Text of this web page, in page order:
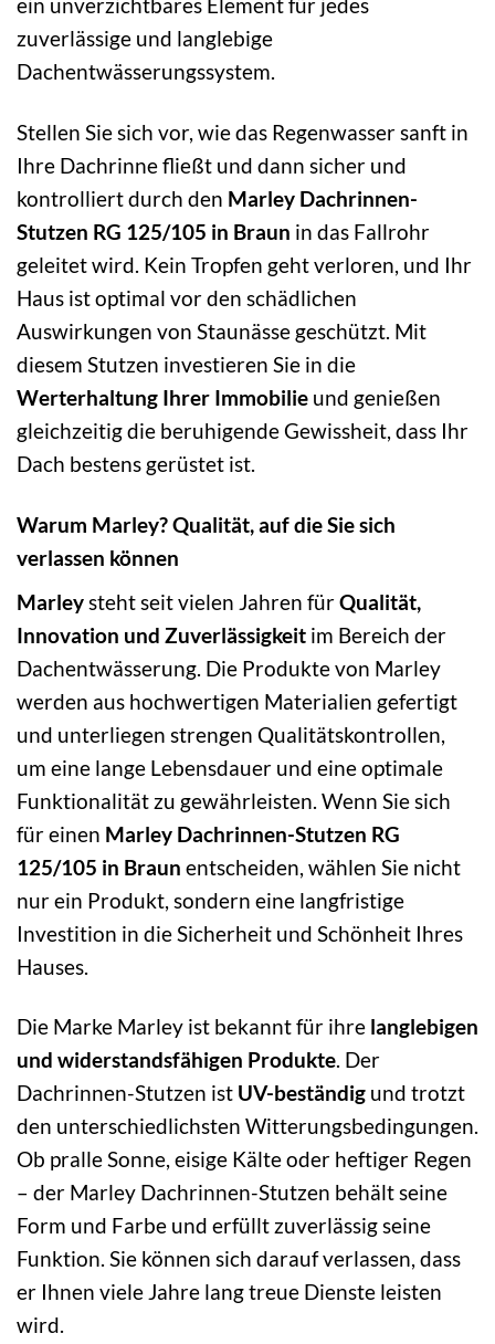
zuverlässige und langlebige
Dachentwässerungssystem.
Stellen Sie sich vor, wie das Regenwasser sanft in
Ihre Dachrinne fließt und dann sicher und
kontrolliert durch den Marley Dachrinnen-
Stutzen RG 125/105 in Braun in das Fallrohr
geleitet wird. Kein Tropfen geht verloren, und Ihr
Haus ist optimal vor den schädlichen
Auswirkungen von Staunässe geschützt. Mit
diesem Stutzen investieren Sie in die
Werterhaltung Ihrer Immobilie und genießen
gleichzeitig die beruhigende Gewissheit, dass Ihr
Dach bestens gerüstet ist.
Warum Marley? Qualität, auf die Sie sich
verlassen können
Marley steht seit vielen Jahren fürQualität,
Innovation und Zuverlässigkeit im Bereich der
Dachentwässerung. Die Produkte von Marley
werden aus hochwertigen Materialien gefertigt
und unterliegen strengen Qualitätskontrollen,
um eine lange Lebensdauer und eine optimale
Funktionalität zu gewährleisten. Wenn Sie sich
für einen Marley Dachrinnen-Stutzen RG
125/105 in Braun entscheiden, wählen Sie nicht
nur ein Produkt, sondern eine langfristige
Investition in die Sicherheit und Schönheit Ihres
Hauses.
Die Marke Marley ist bekannt für ihre langlebigen
und widerstandsfähigen Produkte. Der
Dachrinnen-Stutzen ist UV-beständig und trotzt
den unterschiedlichsten Witterungsbedingungen.
Ob pralle Sonne, eisige Kälte oder heftiger Regen
– der Marley Dachrinnen-Stutzen behält seine
Form und Farbe und erfüllt zuverlässig seine
Funktion. Sie können sich darauf verlassen, dass
er Ihnen viele Jahre lang treue Dienste leisten
wird.